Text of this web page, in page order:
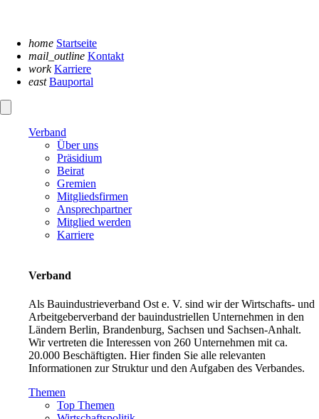
home Startseite
mail_outline Kontakt
work Karriere
east Bauportal
Verband
Über uns
Präsidium
Beirat
Gremien
Mitgliedsfirmen
Ansprechpartner
Mitglied werden
Karriere
Verband
Als Bauindustrieverband Ost e. V. sind wir der Wirtschafts- und
Arbeitgeberverband der bauindustriellen Unternehmen in den
Ländern Berlin, Brandenburg, Sachsen und Sachsen-Anhalt.
Wir vertreten die Interessen von 260 Unternehmen mit ca.
20.000 Beschäftigten. Hier finden Sie alle relevanten
Informationen zur Struktur und den Aufgaben des Verbandes.
Themen
Top Themen